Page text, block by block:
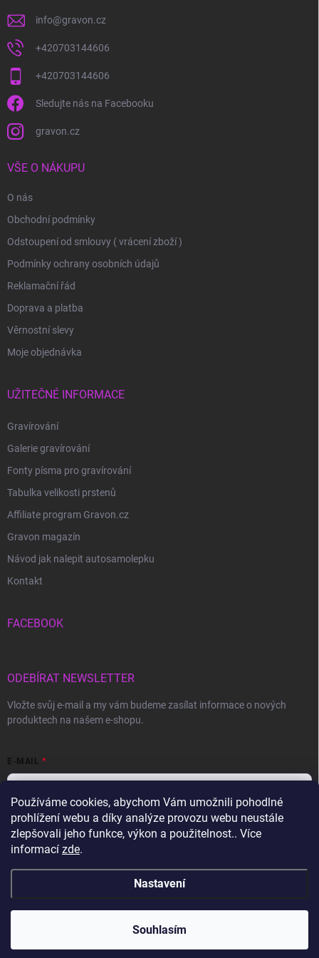
Používáme cookies, abychom Vám umožnili pohodlné
prohlížení webu a díky analýze provozu webu neustále
zlepšovali jeho funkce, výkon a použitelnost.. Více
informací zde.
Nastavení
Souhlasím
info@gravon.cz
+420703144606
+420703144606
Sledujte nás na Facebooku
gravon.cz
VŠE O NÁKUPU
O nás
Obchodní podmínky
Odstoupení od smlouvy ( vrácení zboží )
Podmínky ochrany osobních údajů
Reklamační řád
Doprava a platba
Věrnostní slevy
Moje objednávka
UŽITEČNÉ INFORMACE
Gravírování
Galerie gravírování
Fonty písma pro gravírování
Tabulka velikosti prstenů
Affiliate program Gravon.cz
Gravon magazín
Návod jak nalepit autosamolepku
Kontakt
FACEBOOK
ODEBÍRAT NEWSLETTER
Vložte svůj e-mail a my vám budeme zasílat informace o nových
produktech na našem e-shopu.
E-MAIL
Vložením e-mailu souhlasíte spodmínkami ochrany osobních údajů
Přihlásit se
Gravon.cz . Všechna práva vyhrazena.